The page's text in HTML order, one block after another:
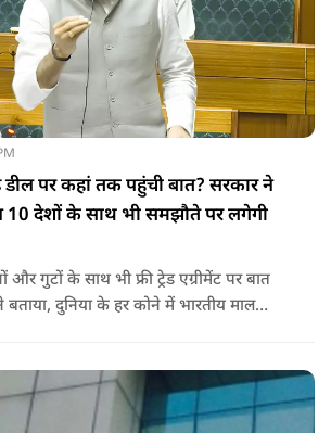
पर कहां तक पहुंची बात? सरकार ने
10 देशों के साथ भी समझौते पर लगेगी
गुटों के साथ भी फ्री ट्रेड एग्रीमेंट पर बात
बताया, दुनिया के हर कोने में भारतीय माल